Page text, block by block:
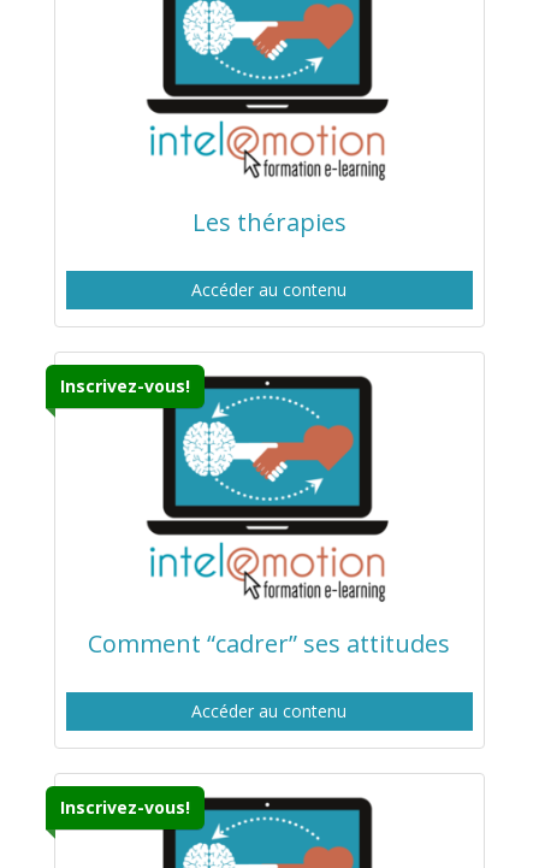
Les thérapies
Accéder au contenu
Inscrivez-vous!
Comment “cadrer” ses attitudes
Accéder au contenu
Inscrivez-vous!